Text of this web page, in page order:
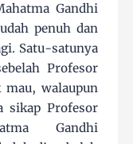
Gandhi
penuh dan
Satu-satunya
Profesor
mau, walaupun
sikap Profesor
Gandhi